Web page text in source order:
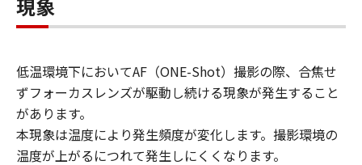
現象
低温環境下においてAF（ONE-Shot）撮影の際、合焦せ
ずフォーカスレンズが駆動し続ける現象が発生すること
があります。
本現象は温度により発生頻度が変化します。撮影環境の
温度が上がるにつれて発生しにくくなります。